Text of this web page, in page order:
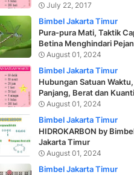
July 22, 2017
Bimbel Jakarta Timur
Pura-pura Mati, Taktik
Betina Menghindari
August 01, 2024
Bimbel Jakarta Timur
Hubungan Satuan Waktu,
Panjang, Berat dan
August 01, 2024
Bimbel Jakarta Timur
HIDROKARBON by
Jakarta Timur
August 01, 2024
Bimbel Jakarta Timur